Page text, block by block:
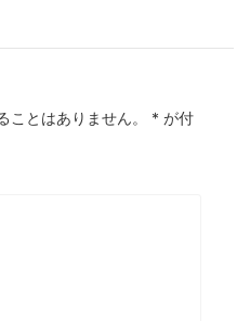
ことはありません。 * が付